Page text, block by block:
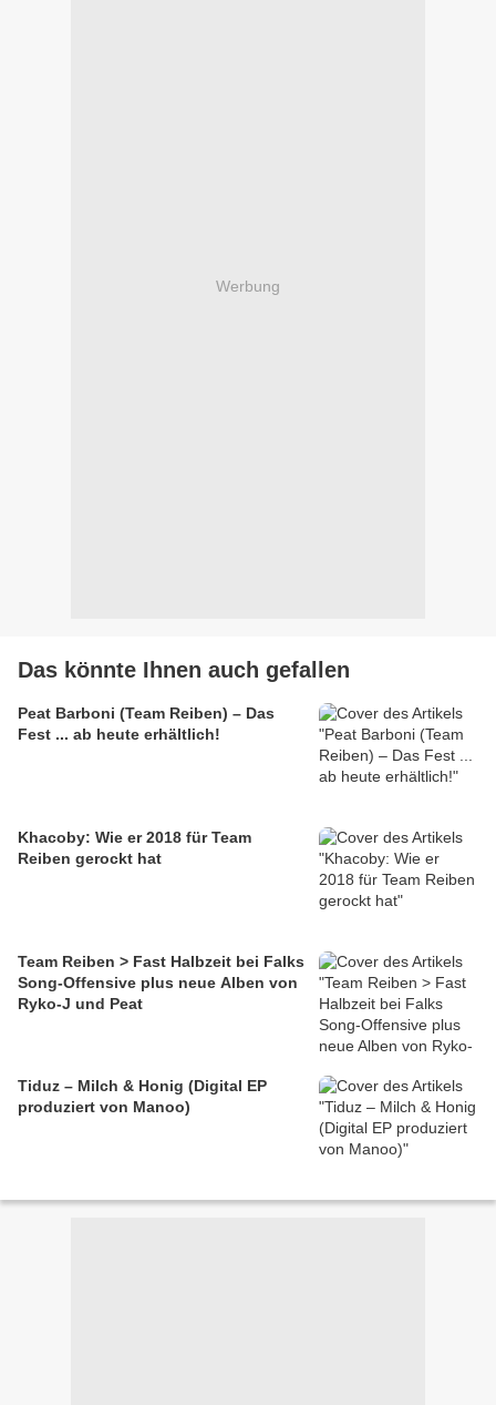
Werbung
Das könnte Ihnen auch gefallen
Peat Barboni (Team Reiben) – Das
Fest ... ab heute erhältlich!
Khacoby: Wie er 2018 für Team
Reiben gerockt hat
Team Reiben > Fast Halbzeit bei Falks
Song-Offensive plus neue Alben von
Ryko-J und Peat
Tiduz – Milch & Honig (Digital EP
produziert von Manoo)